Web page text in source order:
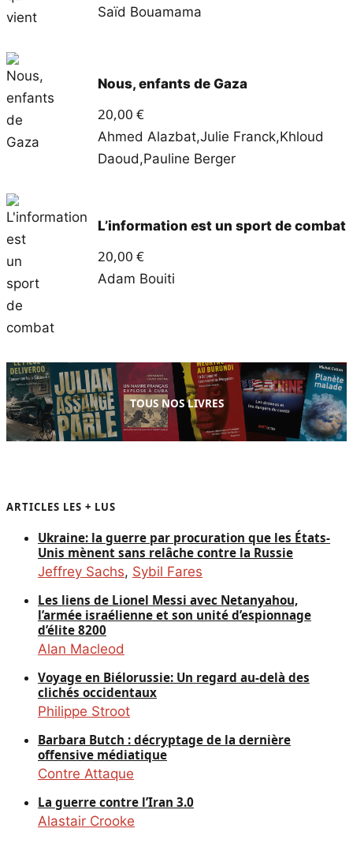
Saïd Bouamama
Nous, enfants de Gaza
20,00 €
Ahmed Alazbat,Julie Franck,Khloud
Daoud,Pauline Berger
L’information est un sport de combat
20,00 €
Adam Bouiti
TOUS NOS LIVRES
ARTICLES LES + LUS
Ukraine: la guerre par procuration que les États-
Unis mènent sans relâche contre la Russie
Jeffrey Sachs, Sybil Fares
Les liens de Lionel Messi avec Netanyahou,
l’armée israélienne et son unité d’espionnage
d’élite 8200
Alan Macleod
Voyage en Biélorussie: Un regard au-delà des
clichés occidentaux
Philippe Stroot
Barbara Butch : décryptage de la dernière
offensive médiatique
Contre Attaque
La guerre contre l’Iran 3.0
Alastair Crooke